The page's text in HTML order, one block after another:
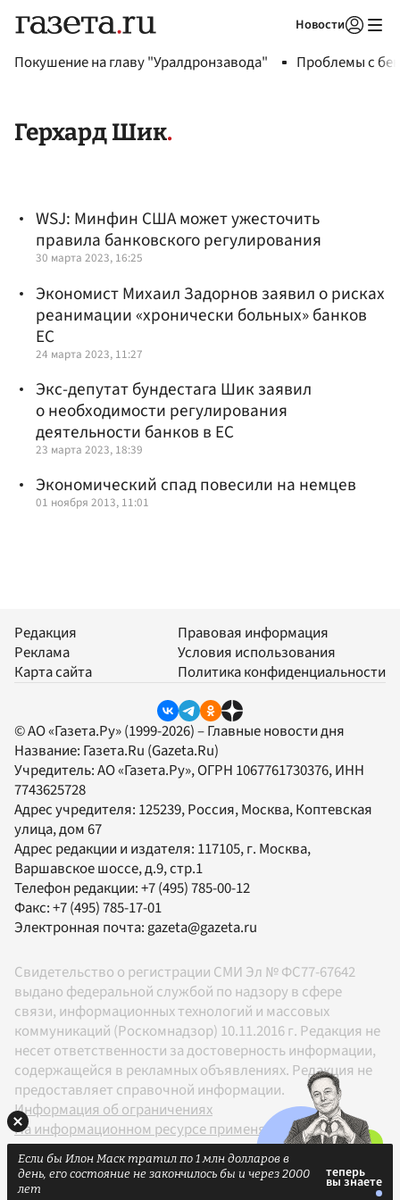
Новости
Покушение на главу "Уралдронзавода" Проблемы с
Герхард Шик
WSJ: Минфин США может ужесточить
правила банковского регулирования
30 марта 2023, 16:25
Экономист Михаил Задорнов заявил о рисках
реанимации «хронически больных» банков
ЕС
24 марта 2023, 11:27
Экс-депутат бундестага Шик заявил
о необходимости регулирования
деятельности банков в ЕС
23 марта 2023, 18:39
Экономический спад повесили на немцев
01 ноября 2013, 11:01
Редакция
Реклама
Карта сайта
Правовая информация
Условия использования
Политика конфиденциальности
© АО «Газета.Ру» (1999-2026) – Главные новости дня
Название: Газета.Ru (Gazeta.Ru)
Учредитель:АО «Газета.Ру», ОГРН 1067761730376, ИНН
7743625728
Адрес учредителя: 125239, Россия, Москва, Коптевская
улица, дом 67
Адрес редакции и издателя: 117105, г. Москва,
Варшавское шоссе, д.9, стр.1
Телефон редакции:+7 (495) 785-00-12
Факс:+7 (495) 785-17-01
Электронная почта: gazeta@gazeta.ru
Свидетельство о регистрации СМИ Эл № ФС77-67642
выдано федеральной службой по надзору в сфере
связи, информационных технологий и массовых
коммуникаций (Роскомнадзор) 10.11.2016 г. Редакция не
несет ответственности за достоверность информации,
содержащейся в рекламных объявлениях. Редакция не
предоставляет справочной информации.
Информация об ограничениях
На информационном ресурсе применяются
рекомендательные технологии в соответствии с
Правилами
Если бы Илон Маск тратил по 1 млн долларов в
день, его состояние не закончилось бы и через 2000
лет